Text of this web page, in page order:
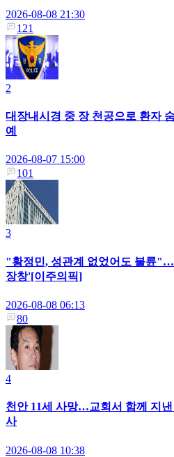
2026-08-08 21:30
121
2
대장내시경 중 장 천공으로 환자
예
2026-08-07 15:00
101
3
"황정민, 성관계 없었어도 불륜
장창'[이주의픽]
2026-08-08 06:13
80
4
천안 11세 사망…교회서 함께 지
사
2026-08-08 10:38